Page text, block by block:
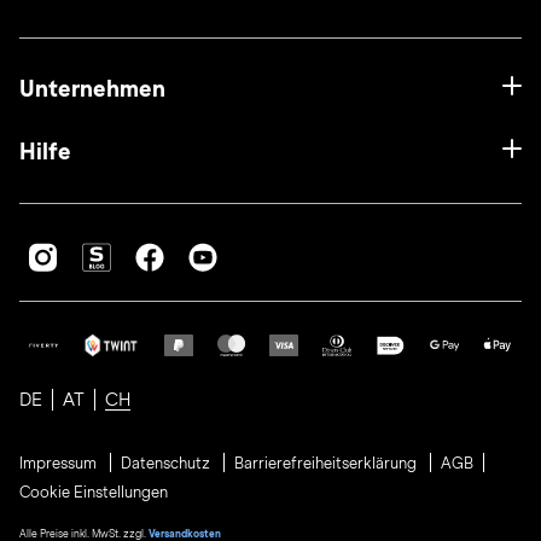
Unternehmen
Hilfe
DE AT CH
Impressum Datenschutz Barrierefreiheitserklärung
AGB
Cookie Einstellungen
Alle Preise inkl. MwSt. zzgl. Versandkosten